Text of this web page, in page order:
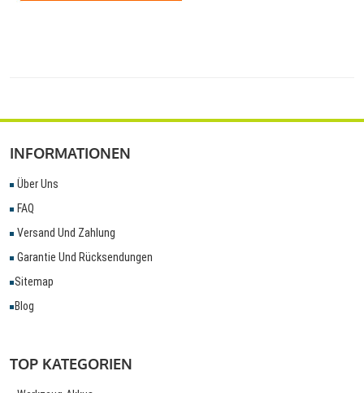
INFORMATIONEN
Über Uns
FAQ
Versand Und Zahlung
Garantie Und Rücksendungen
Sitemap
Blog
TOP KATEGORIEN